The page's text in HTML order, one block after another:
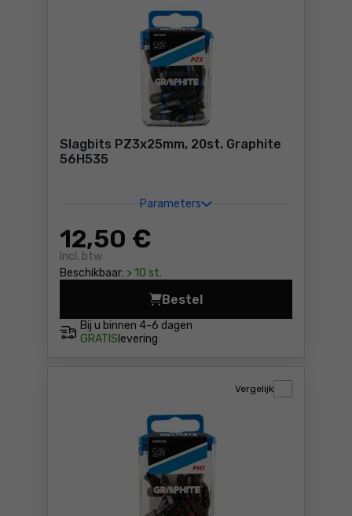
Slagbits PZ3x25mm, 20st. Graphite
56H535
Parameters
12,50 €
Incl. btw
Beschikbaar: > 10 st.
Bij u binnen 4-6 dagen
GRATIS levering
Bestel
Slagbits PZ3x25mm, 20st.
Vergelijk